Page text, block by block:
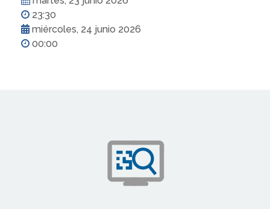
23:30
miércoles, 24 junio 2026
00:00